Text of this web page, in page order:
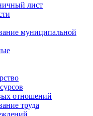
лист
муниципальной
отношений
труда